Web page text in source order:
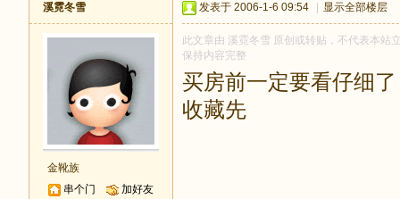
溪霓冬雪
金靴族
串个门
加好友
发表于 2006-1-6 09:54 显示全部楼层
此文章由 溪霓冬雪 原创或转贴，不代表本站
保持内容完整
买房前一定要看仔细了
收藏先